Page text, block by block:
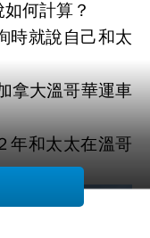
何計算？
時就說自己和太
拿大溫哥華運車
年和太太在溫哥